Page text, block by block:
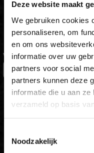
Deze website maakt
We gebruiken cookies
personaliseren, om
en om ons
informatie over uw
partners voor social
partners kunnen deze
informatie die u aan
verzameld op basis
Noodzakelijk
10% korting op
eerste
Schrijf je in voor
10% korting op jouw
ACHTERNAAM
kortingscode voor 10%
VOORNAAM*
ACHTERNAAM
E-MAIL*